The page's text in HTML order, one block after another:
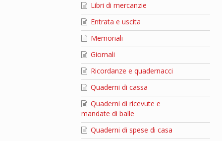
Libri di mercanzie
Entrata e uscita
Memoriali
Giornali
Ricordanze e quadernacci
Quaderni di cassa
Quaderni di ricevute e
mandate di balle
Quaderni di spese di casa